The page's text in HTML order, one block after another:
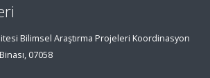
Bilimsel Araştırma Projeleri Koordinasyon
07058